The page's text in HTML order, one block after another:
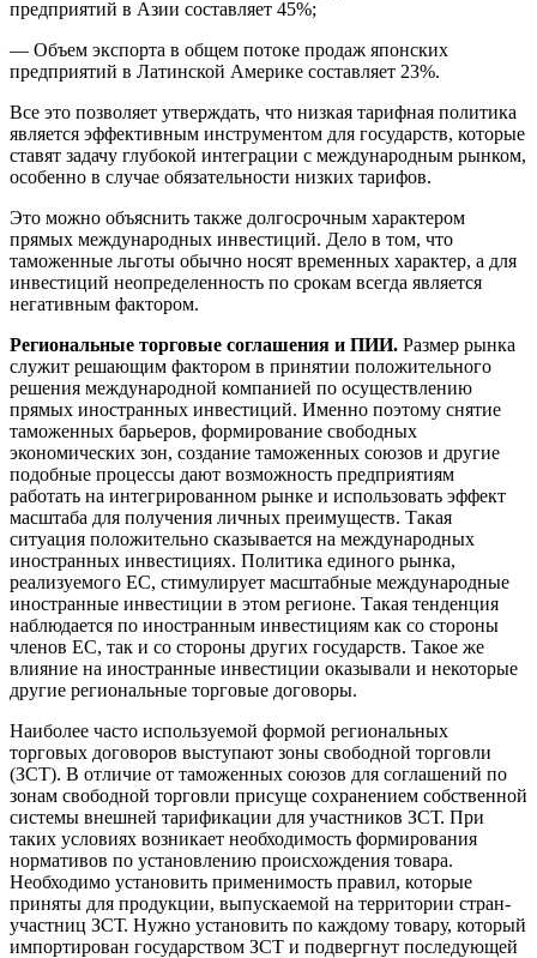
предприятий в Азии составляет 45%;
— Объем экспорта в общем потоке продаж японских
предприятий в Латинской Америке составляет 23%.
Все это позволяет утверждать, что низкая тарифная политика
является эффективным инструментом для государств, которые
ставят задачу глубокой интеграции с международным рынком,
особенно в случае обязательности низких тарифов.
Это можно объяснить также долгосрочным характером
прямых международных инвестиций. Дело в том, что
таможенные льготы обычно носят временных характер, а для
инвестиций неопределенность по срокам всегда является
негативным фактором.
Региональные торговые соглашения и ПИИ. Размер рынка
служит решающим фактором в принятии положительного
решения международной компанией по осуществлению
прямых иностранных инвестиций. Именно поэтому снятие
таможенных барьеров, формирование свободных
экономических зон, создание таможенных союзов и другие
подобные процессы дают возможность предприятиям
работать на интегрированном рынке и использовать эффект
масштаба для получения личных преимуществ. Такая
ситуация положительно сказывается на международных
иностранных инвестициях. Политика единого рынка,
реализуемого ЕС, стимулирует масштабные международные
иностранные инвестиции в этом регионе. Такая тенденция
наблюдается по иностранным инвестициям как со стороны
членов ЕС, так и со стороны других государств. Такое же
влияние на иностранные инвестиции оказывали и некоторые
другие региональные торговые договоры.
Наиболее часто используемой формой региональных
торговых договоров выступают зоны свободной торговли
(ЗСТ). В отличие от таможенных союзов для соглашений по
зонам свободной торговли присуще сохранением собственной
системы внешней тарификации для участников ЗСТ. При
таких условиях возникает необходимость формирования
нормативов по установлению происхождения товара.
Необходимо установить применимость правил, которые
приняты для продукции, выпускаемой на территории стран-
участниц ЗСТ. Нужно установить по каждому товару, который
импортирован государством ЗСТ и подвергнут последующей